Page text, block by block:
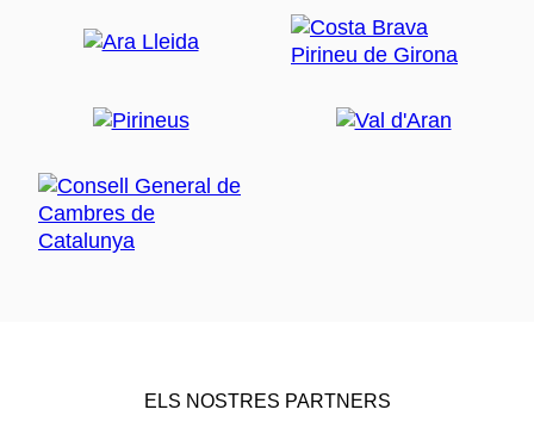
ELS NOSTRES PARTNERS